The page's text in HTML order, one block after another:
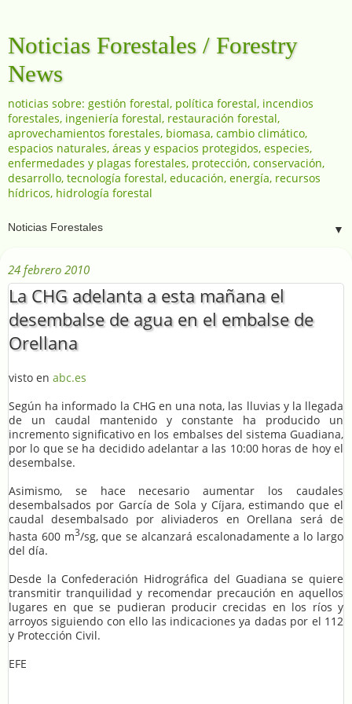
Noticias Forestales / Forestry
News
noticias sobre: gestión forestal, política forestal, incendios
forestales, ingeniería forestal, restauración forestal,
aprovechamientos forestales, biomasa, cambio climático,
espacios naturales, áreas y espacios protegidos, especies,
enfermedades y plagas forestales, protección, conservación,
desarrollo, tecnología forestal, educación, energía, recursos
hídricos, hidrología forestal
▼
24 febrero 2010
La CHG adelanta a esta mañana el
desembalse de agua en el embalse de
Orellana
visto en abc.es
Según ha informado la CHG en una nota, las lluvias y la llegada
de un caudal mantenido y constante ha producido un
incremento significativo en los embalses del sistema Guadiana,
por lo que se ha decidido adelantar a las 10:00 horas de hoy el
desembalse.
Asimismo, se hace necesario aumentar los caudales
desembalsados por García de Sola y Cíjara, estimando que el
caudal desembalsado por aliviaderos en Orellana será de
hasta 600 m3/sg, que se alcanzará escalonadamente a lo largo
del día.
Desde la Confederación Hidrográfica del Guadiana se quiere
transmitir tranquilidad y recomendar precaución en aquellos
lugares en que se pudieran producir crecidas en los ríos y
arroyos siguiendo con ello las indicaciones ya dadas por el 112
y Protección Civil.
EFE